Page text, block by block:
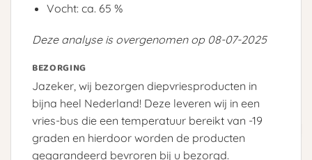
Vocht: ca. 65 %
Deze analyse is overgenomen op 08-07-2025
BEZORGING
Jazeker, wij bezorgen diepvriesproducten in
bijna heel Nederland! Deze leveren wij in een
vries-bus die een temperatuur bereikt van -19
graden en hierdoor worden de producten
gegarandeerd bevroren bij u bezorgd.